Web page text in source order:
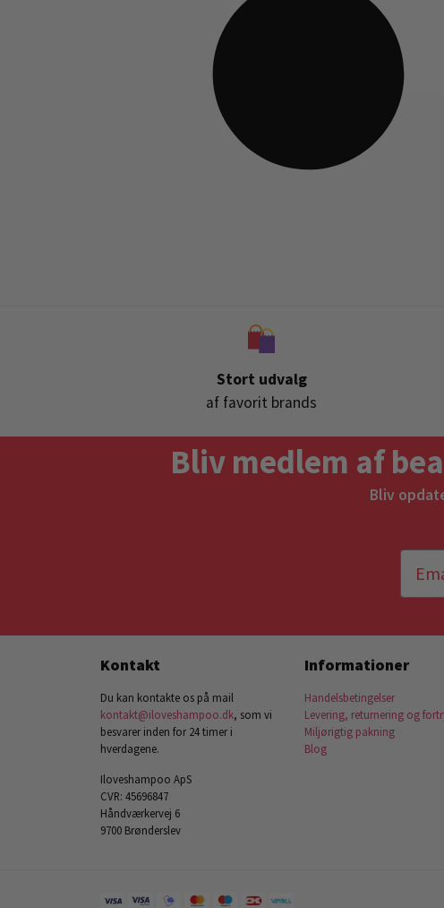
Stort udvalg
af favorit brands
Bliv medlem af
Bliv
Kontakt
Du kan kontakte os på mail
kontakt@iloveshampoo.dk, som vi
besvarer inden for 24 timer i
hverdagene.
Iloveshampoo ApS
CVR: 45696847
Håndværkervej 6
9700 Brønderslev
Informationer
Handelsbetingelser
Levering, returnering og
Miljørigtig pakning
Blog